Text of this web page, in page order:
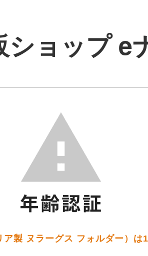
ョップ e
製 ヌラーグス フォルダー）は